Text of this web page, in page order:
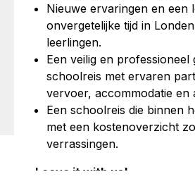
Nieuwe ervaringen en een
onvergetelijke tijd in
leerlingen.
Een veilig en professioneel
schoolreis met ervaren
vervoer, accommodatie en
Een schoolreis die binnen
met een kostenoverzicht
verrassingen.
Leave it with us!